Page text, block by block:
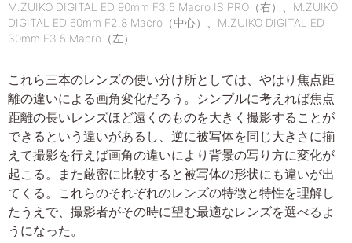
M.ZUIKO DIGITAL ED 90mm F3.5 Macro IS PRO（右）、M.ZUIKO
DIGITAL ED 60mm F2.8 Macro（中心）、M.ZUIKO DIGITAL ED
30mm F3.5 Macro（左）
これら三本のレンズの使い分け所としては、やはり焦点距
離の違いによる画角変化だろう。シンプルに考えれば焦点
距離の長いレンズほど遠くのものを大きく撮影することが
できるという違いがあるし、逆に被写体を同じ大きさに揃
えて撮影を行えば画角の違いにより背景の写り方に変化が
起こる。また厳密に比較すると被写体の形状にも違いが出
てくる。これらのそれぞれのレンズの特徴と特性を理解し
たうえで、撮影者がその時に望む最適なレンズを選べるよ
うになった。